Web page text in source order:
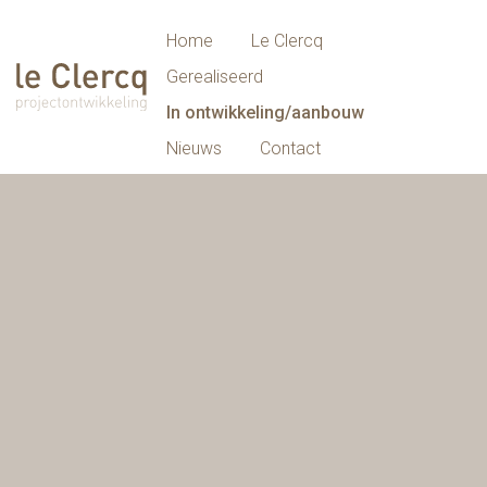
Home
Le Clercq
Gerealiseerd
In ontwikkeling/aanbouw
Nieuws
Contact